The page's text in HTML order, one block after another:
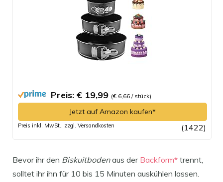
Preis: € 19,99 (€ 6,66 / stück)
Jetzt auf Amazon kaufen*
Preis inkl. MwSt., zzgl. Versandkosten (1422)
Bevor ihr den Biskuitbodenaus der Backform* trennt,
solltet ihr ihn für 10 bis 15 Minuten auskühlen lassen.